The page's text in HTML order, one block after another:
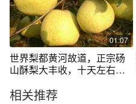
01:07
世界梨都黄河故道，正宗砀
山酥梨大丰收，十天左右上
相关推荐